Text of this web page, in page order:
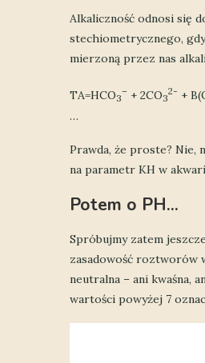
Alkaliczność odnosi się
stechiometrycznego,
mierzoną przez nas
TA=HCO3
– + 2CO3
2- +
…
Prawda, że proste? Nie,
na parametr KH w
Potem o PH…
Spróbujmy zatem
zasadowość roztworów
neutralna – ani kwaśna,
wartości powyżej 7